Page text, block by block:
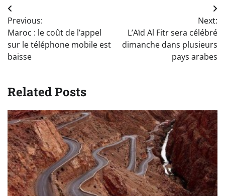
Navigation
de
l’article
Previous:
Maroc : le coût de l’appel
sur le téléphone mobile est
baisse
Next:
L’Aïd Al Fitr sera célébré
dimanche dans plusieurs
pays arabes
Related Posts